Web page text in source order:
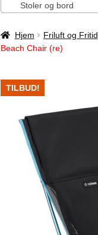
Stoler og bord
Hjem Friluft og Fritid
Beach Chair (re)
TILBUD!